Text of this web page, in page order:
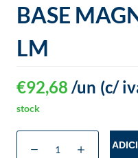
BASE
LM
€92,68 (c/
/un
stock